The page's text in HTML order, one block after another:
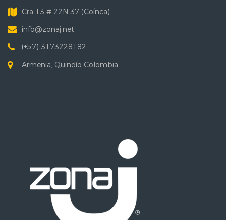
Cra 13 # 22N 37 (Coínca)
info@zonaj.net
(+57) 3173228182
Armenia, Quindío Colombia